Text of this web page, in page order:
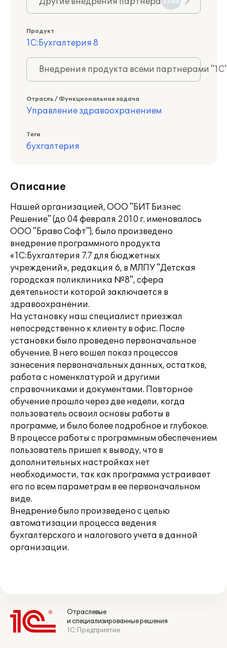
Продукт
1С:Бухгалтерия 8
Внедрения продукта всеми партнерами
Отрасль / Функциональная задача
Управление здравоохранением
Теги
бухгалтерия
Описание
Нашей организацией, ООО "БИТ Бизнес
Решение" (до 04 февраля 2010 г. именовалось
ООО "Браво Софт"), было произведено
внедрение программного продукта
«1С:Бухгалтерия 7.7 для бюджетных
учреждений», редакция 6, в МЛПУ "Детская
городская поликлиника №8", сфера
деятельности которой заключается в
здравоохранении.
На установку наш специалист приезжал
непосредственно к клиенту в офис. После
установки было проведено первоначальное
обучение. В него вошел показ процессов
занесения первоначальных данных, остатков,
работа с номенклатурой и другими
справочниками и документами. Повторное
обучение прошло через две недели, когда
пользователь освоил основы работы в
программе, и было более подробное и глубокое.
В процессе работы с программным обеспечением
пользователь пришел к выводу, что в
дополнительных настройках нет
необходимости, так как программа устраивает
его по всем параметрам в ее первоначальном
виде.
Внедрение было произведено с целью
автоматизации процесса ведения
бухгалтерского и налогового учета в данной
организации.
Отраслевые
и специализированные решения
1С:Предприятие